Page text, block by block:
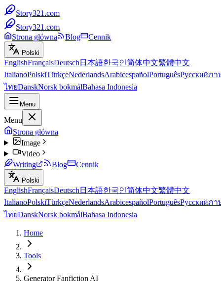
Story321.com
Story321.com
Strona główna
Blog Cennik
Polski
EnglishFrançaisDeutsch 日本語한국인简体中文繁體中文
ItalianoPolskiTürkçeNederlandsArabicespañolPortuguêsРусскийภา
ไทยDanskNorsk bokmålBahasa Indonesia
Menu
Menu
Strona główna
Image
Video
Writing
Blog Cennik
Polski
EnglishFrançaisDeutsch 日本語한국인简体中文繁體中文
ItalianoPolskiTürkçeNederlandsArabicespañolPortuguêsРусскийภา
ไทยDanskNorsk bokmålBahasa Indonesia
Home
Tools
Generator Fanfiction AI